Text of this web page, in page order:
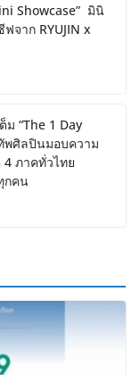
Showcase” มินิ
จาก RYUJIN x
ม “The 1 Day
พศิลปินมอบความ
ภาคทั่วไทย
กคน